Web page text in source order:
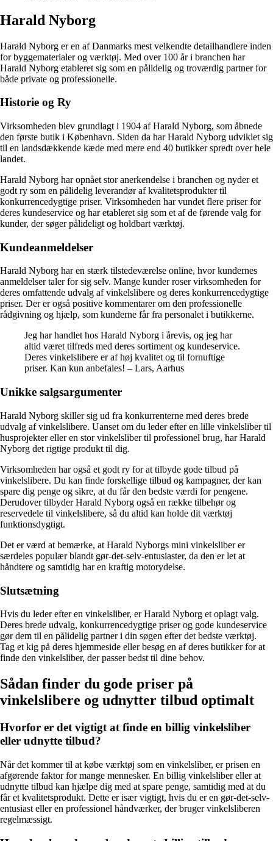
Harald Nyborg
Harald Nyborg er en af Danmarks mest velkendte detailhandlere inden
for byggematerialer og værktøj. Med over 100 år i branchen har
Harald Nyborg etableret sig som en pålidelig og troværdig partner for
både private og professionelle.
Historie og Ry
Virksomheden blev grundlagt i 1904 af Harald Nyborg, som åbnede
den første butik i København. Siden da har Harald Nyborg udviklet sig
til en landsdækkende kæde med mere end 40 butikker spredt over hele
landet.
Harald Nyborg har opnået stor anerkendelse i branchen og nyder et
godt ry som en pålidelig leverandør af kvalitetsprodukter til
konkurrencedygtige priser. Virksomheden har vundet flere priser for
deres kundeservice og har etableret sig som et af de førende valg for
kunder, der søger pålideligt og holdbart værktøj.
Kundeanmeldelser
Harald Nyborg har en stærk tilstedeværelse online, hvor kundernes
anmeldelser taler for sig selv. Mange kunder roser virksomheden for
deres omfattende udvalg af vinkelslibere og deres konkurrencedygtige
priser. Der er også positive kommentarer om den professionelle
rådgivning og hjælp, som kunderne får fra personalet i butikkerne.
Jeg har handlet hos Harald Nyborg i årevis, og jeg har
altid været tilfreds med deres sortiment og kundeservice.
Deres vinkelslibere er af høj kvalitet og til fornuftige
priser. Kan kun anbefales! – Lars, Aarhus
Unikke salgsargumenter
Harald Nyborg skiller sig ud fra konkurrenterne med deres brede
udvalg af vinkelslibere. Uanset om du leder efter en lille vinkelsliber til
husprojekter eller en stor vinkelsliber til professionel brug, har Harald
Nyborg det rigtige produkt til dig.
Virksomheden har også et godt ry for at tilbyde gode tilbud på
vinkelslibere. Du kan finde forskellige tilbud og kampagner, der kan
spare dig penge og sikre, at du får den bedste værdi for pengene.
Derudover tilbyder Harald Nyborg også en række tilbehør og
reservedele til vinkelslibere, så du altid kan holde dit værktøj
funktionsdygtigt.
Det er værd at bemærke, at Harald Nyborgs mini vinkelsliber er
særdeles populær blandt gør-det-selv-entusiaster, da den er let at
håndtere og samtidig har en kraftig motorydelse.
Slutsætning
Hvis du leder efter en vinkelsliber, er Harald Nyborg et oplagt valg.
Deres brede udvalg, konkurrencedygtige priser og gode kundeservice
gør dem til en pålidelig partner i din søgen efter det bedste værktøj.
Tag et kig på deres hjemmeside eller besøg en af deres butikker for at
finde den vinkelsliber, der passer bedst til dine behov.
Sådan finder du gode priser på
vinkelslibere og udnytter tilbud optimalt
Hvorfor er det vigtigt at finde en billig vinkelsliber
eller udnytte tilbud?
Når det kommer til at købe værktøj som en vinkelsliber, er prisen en
afgørende faktor for mange mennesker. En billig vinkelsliber eller at
udnytte tilbud kan hjælpe dig med at spare penge, samtidig med at du
får et kvalitetsprodukt. Dette er især vigtigt, hvis du er en gør-det-selv-
entusiast eller en professionel håndværker, der bruger vinkelsliberen
regelmæssigt.